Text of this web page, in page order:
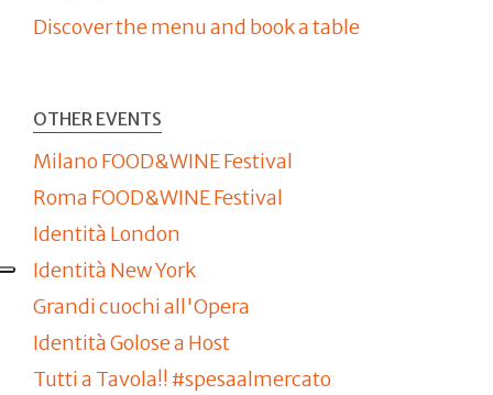
Discover the menu and book a table
OTHER EVENTS
Milano FOOD&WINE Festival
Roma FOOD&WINE Festival
Identità London
Identità New York
Grandi cuochi all'Opera
Identità Golose a Host
Tutti a Tavola!! #spesaalmercato